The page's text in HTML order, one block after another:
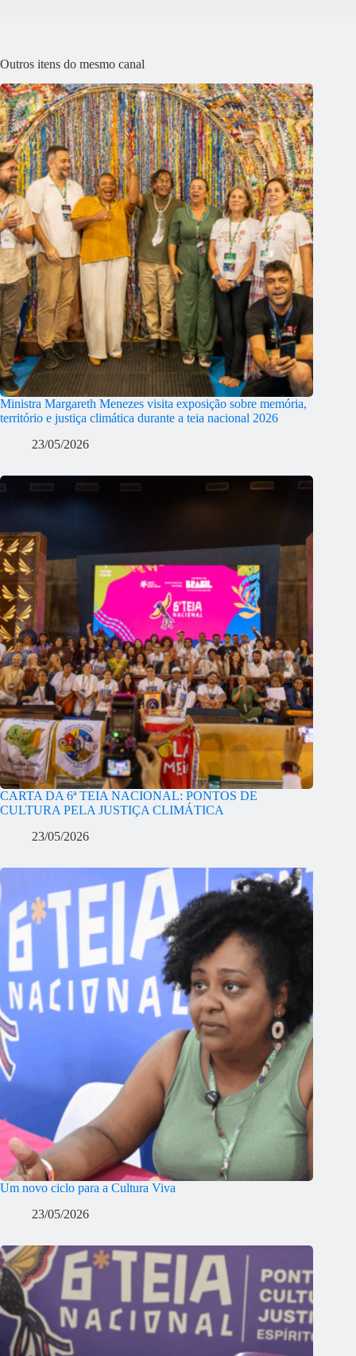
Outros itens do mesmo canal
Ministra Margareth Menezes visita exposição sobre memória,
território e justiça climática durante a teia nacional 2026
23/05/2026
CARTA DA 6ª TEIA NACIONAL: PONTOS DE
CULTURA PELA JUSTIÇA CLIMÁTICA
23/05/2026
Um novo ciclo para a Cultura Viva
23/05/2026